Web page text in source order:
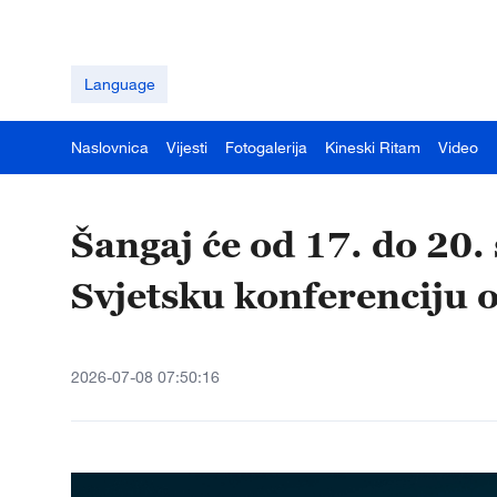
Language
Naslovnica Vijesti Fotogalerija Kineski Ritam Video
Šangaj će od 17. do
Svjetsku konferenciju
2026-07-08 07:50:16